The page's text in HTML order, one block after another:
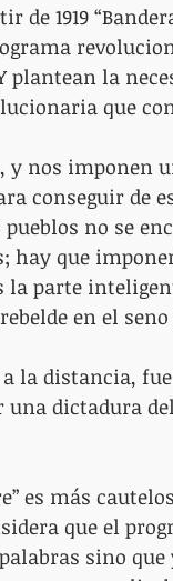
1919
la
que
y nos imponen
conseguir de
no se
hay que
la parte
en el
la distancia,
dictadura
es más
que el
sino que